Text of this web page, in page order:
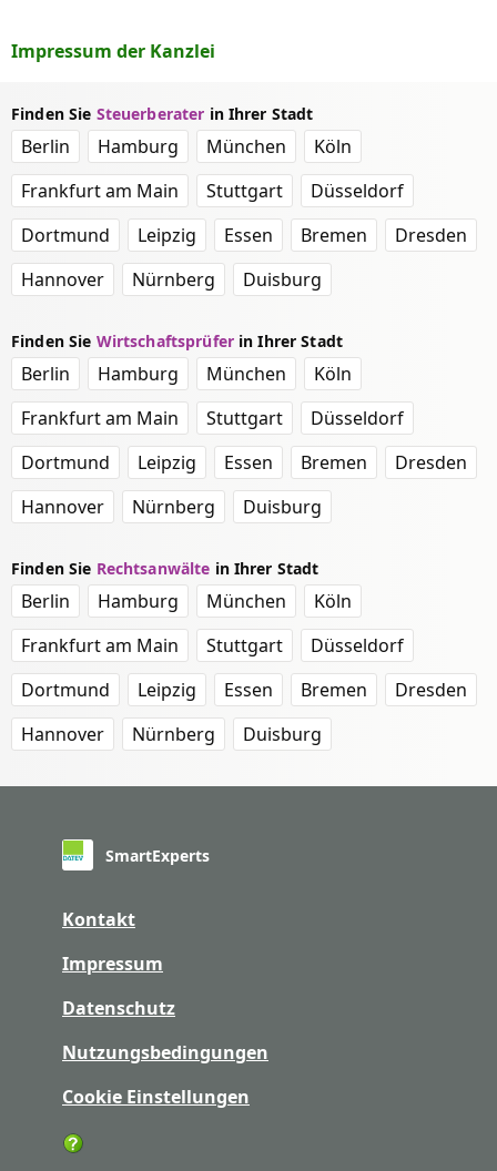
Impressum der Kanzlei
Finden Sie Steuerberater in Ihrer Stadt
Berlin Hamburg München
Köln
Frankfurt am Main
Stuttgart
Düsseldorf
Dortmund
Leipzig Essen Bremen
Dresden
Hannover
Nürnberg Duisburg
Finden Sie Wirtschaftsprüferin Ihrer Stadt
Berlin Hamburg München
Köln
Frankfurt am Main
Stuttgart
Düsseldorf
Dortmund
Leipzig Essen Bremen
Dresden
Hannover
Nürnberg Duisburg
Finden Sie Rechtsanwälte in Ihrer Stadt
Berlin Hamburg München
Köln
Frankfurt am Main
Stuttgart
Düsseldorf
Dortmund
Leipzig Essen Bremen
Dresden
Hannover
Nürnberg Duisburg
SmartExperts
Kontakt
Impressum
Datenschutz
Nutzungsbedingungen
Cookie Einstellungen